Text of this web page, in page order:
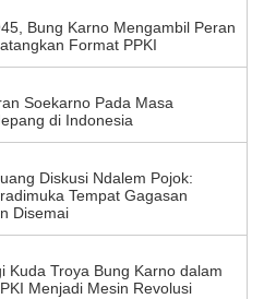
Bung Karno Mengambil Peran
Format PPKI
Soekarno Pada Masa
di Indonesia
Diskusi Ndalem Pojok:
Tempat Gagasan
Disemai
Kuda Troya Bung Karno dalam
Menjadi Mesin Revolusi